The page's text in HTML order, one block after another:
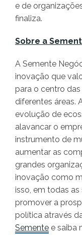
e de
finaliza.
Sobre a
A Semente
inovação que
para o centro
diferentes áreas.
evolução de
alavancar o
instrumento de
aumentar as
grandes
inovação como
isso, em todas
promover a
política através
Semente e saiba